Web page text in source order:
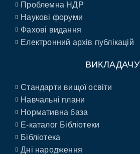
Проблемна НДР
Наукові форуми
Фахові видання
Електронний архів публікацій
ВИКЛАДАЧУ
Стандарти вищої освіти
Навчальні плани
Нормативна база
E-каталог Бібліотеки
Бібліотека
Дні народження